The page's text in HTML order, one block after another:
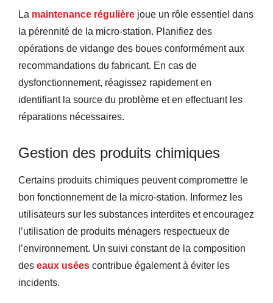
La maintenance régulière joue un rôle essentiel dans
la pérennité de la micro-station. Planifiez des
opérations de vidange des boues conformément aux
recommandations du fabricant. En cas de
dysfonctionnement, réagissez rapidement en
identifiant la source du problème et en effectuant les
réparations nécessaires.
Gestion des produits chimiques
Certains produits chimiques peuvent compromettre le
bon fonctionnement de la micro-station. Informez les
utilisateurs sur les substances interdites et encouragez
l’utilisation de produits ménagers respectueux de
l’environnement. Un suivi constant de la composition
des eaux usées contribue également à éviter les
incidents.